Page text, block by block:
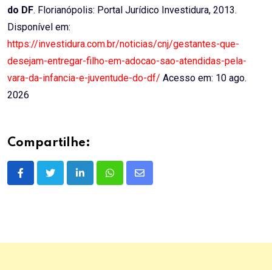
do DF. Florianópolis: Portal Jurídico Investidura, 2013.
Disponível em:
https://investidura.com.br/noticias/cnj/gestantes-que-
desejam-entregar-filho-em-adocao-sao-atendidas-pela-
vara-da-infancia-e-juventude-do-df/ Acesso em: 10 ago.
2026
Compartilhe:
LinkedInWhatsappShare